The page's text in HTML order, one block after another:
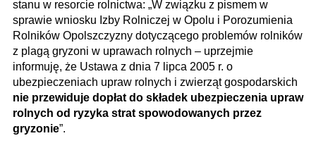
stanu w resorcie rolnictwa: „W związku z pismem w
sprawie wniosku Izby Rolniczej w Opolu i Porozumienia
Rolników Opolszczyzny dotyczącego problemów rolników
z plagą gryzoni w uprawach rolnych – uprzejmie
informuję, że Ustawa z dnia 7 lipca 2005 r. o
ubezpieczeniach upraw rolnych i zwierząt gospodarskich
nie przewiduje dopłat do składek ubezpieczenia upraw
rolnych od ryzyka strat spowodowanych przez
gryzonie”.